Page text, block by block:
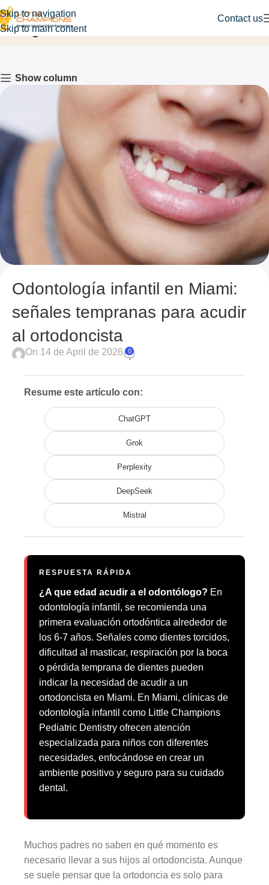
Skip to navigation
Skip to main content
Contact us
BlogHome Dentist
Show column
Odontología infantil en Miami:
señales tempranas para acudir
al ortodoncista
On 14 de April de 2026 0
Resume este artículo con:
ChatGPT
Grok
Perplexity
DeepSeek
Mistral
RESPUESTA RÁPIDA
¿A que edad acudir a el odontólogo? En
odontología infantil, se recomienda una
primera evaluación ortodóntica alrededor de
los 6-7 años. Señales como dientes torcidos,
dificultad al masticar, respiración por la boca
o pérdida temprana de dientes pueden
indicar la necesidad de acudir a un
ortodoncista en Miami. En Miami, clínicas de
odontología infantil como Little Champions
Pediatric Dentistry ofrecen atención
especializada para niños con diferentes
necesidades, enfocándose en crear un
ambiente positivo y seguro para su cuidado
dental.
Muchos padres no saben en qué momento es
necesario llevar a sus hijos al ortodoncista. Aunque
se suele pensar que la ortodoncia es solo para